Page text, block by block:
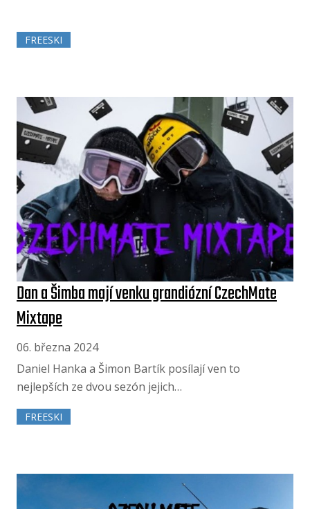
FREESKI
Dan a Šimba mají venku grandiózní CzechMate
Mixtape
06. března 2024
Daniel Hanka a Šimon Bartík posílají ven to
nejlepších ze dvou sezón jejich…
FREESKI